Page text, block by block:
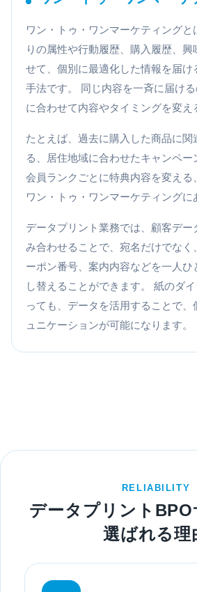
ワン・トゥ・ワンマーケティングと
りの属性や行動履歴、購入履歴、興
せて、個別に最適化した情報を届け
手法です。 同じ内容を一斉に届け
に合わせて内容やタイミングを変え
たとえば、過去に購入した商品に関
る、居住地域に合わせたキャンペー
会員ランクごとに特典内容を変える
ワン・トゥ・ワンマーケティングに
データプリント業務では、顧客デー
み合わせることで、宛名だけでなく
ーポン番号、案内内容などを一人ひ
し替えることができます。 紙のダ
っても、データを活用することで、
ュニケーションが可能になります。
RELIABILITY
データプリント
選ばれる理